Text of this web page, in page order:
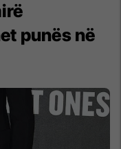
punës në